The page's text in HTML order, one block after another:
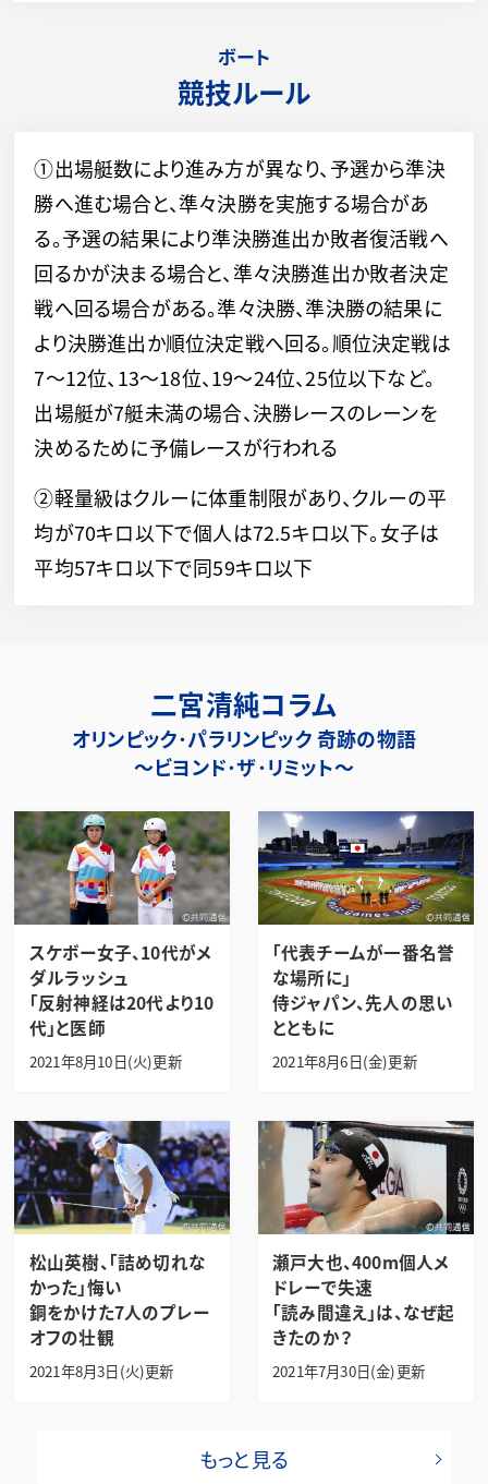
ボート
競技ルール
①出場艇数により進み方が異なり、予選から準決
勝へ進む場合と、準々決勝を実施する場合があ
る。予選の結果により準決勝進出か敗者復活戦へ
回るかが決まる場合と、準々決勝進出か敗者決定
戦へ回る場合がある。準々決勝、準決勝の結果に
より決勝進出か順位決定戦へ回る。順位決定戦は
7～12位、13～18位、19～24位、25位以下など。
出場艇が7艇未満の場合、決勝レースのレーンを
決めるために予備レースが行われる
②軽量級はクルーに体重制限があり、クルーの平
均が70キロ以下で個人は72.5キロ以下。女子は
平均57キロ以下で同59キロ以下
二宮清純コラム
オリンピック･パラリンピック 奇跡の物語
～ビヨンド･ザ･リミット～
スケボー女子、10代がメ
ダルラッシュ
「反射神経は20代より10
代」と医師
2021年8月10日(火)更新
「代表チームが一番名誉
な場所に」
侍ジャパン、先人の思い
とともに
2021年8月6日(金)更新
松山英樹、「詰め切れな
かった」悔い
銅をかけた7人のプレー
オフの壮観
2021年8月3日(火)更新
瀬戸大也、400m個人メ
ドレーで失速
「読み間違え」は、なぜ起
きたのか？
2021年7月30日(金)更新
もっと見る